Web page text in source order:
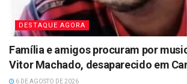
DESTAQUE AGORA
Família e amigos procuram por
Vitor Machado, desaparecido em
6 DE AGOSTO DE 2026